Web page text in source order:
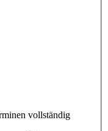
vollständig